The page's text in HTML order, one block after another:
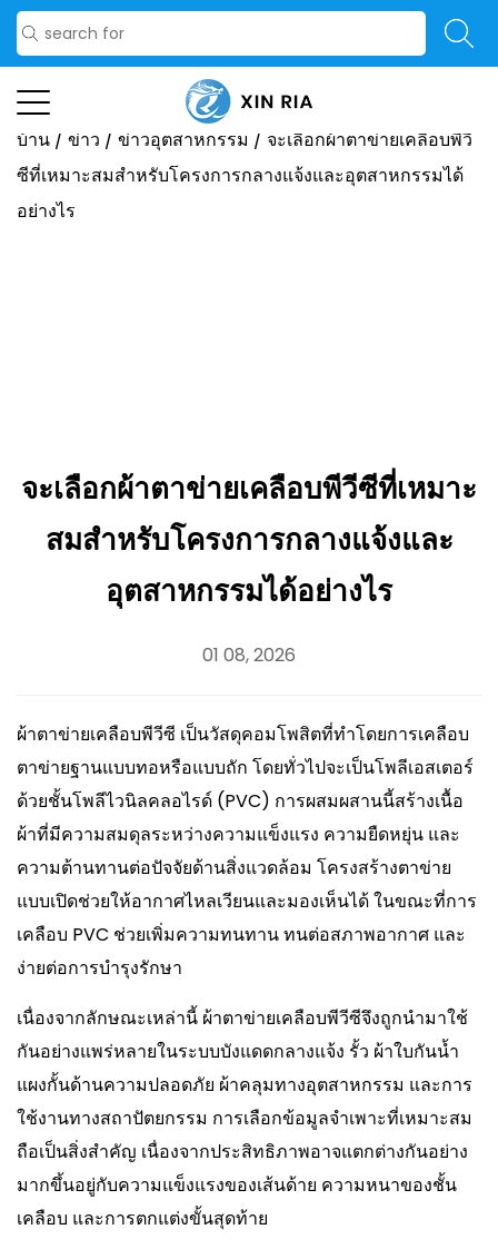
บ้าน / ข่าว / ข่าวอุตสาหกรรม / จะเลือกผ้าตาข่ายเคลือบพีวี
ซีที่เหมาะสมสำหรับโครงการกลางแจ้งและอุตสาหกรรมได้
อย่างไร
จะเลือกผ้าตาข่ายเคลือบพีวีซีที่เหมาะ
สมสำหรับโครงการกลางแจ้งและ
อุตสาหกรรมได้อย่างไร
01 08, 2026
ผ้าตาข่ายเคลือบพีวีซี เป็นวัสดุคอมโพสิตที่ทำโดยการเคลือบ
ตาข่ายฐานแบบทอหรือแบบถัก โดยทั่วไปจะเป็นโพลีเอสเตอร์
ด้วยชั้นโพลีไวนิลคลอไรด์ (PVC) การผสมผสานนี้สร้างเนื้อ
ผ้าที่มีความสมดุลระหว่างความแข็งแรง ความยืดหยุ่น และ
ความต้านทานต่อปัจจัยด้านสิ่งแวดล้อม โครงสร้างตาข่าย
แบบเปิดช่วยให้อากาศไหลเวียนและมองเห็นได้ ในขณะที่การ
เคลือบ PVC ช่วยเพิ่มความทนทาน ทนต่อสภาพอากาศ และ
ง่ายต่อการบำรุงรักษา
เนื่องจากลักษณะเหล่านี้ ผ้าตาข่ายเคลือบพีวีซีจึงถูกนำมาใช้
กันอย่างแพร่หลายในระบบบังแดดกลางแจ้ง รั้ว ผ้าใบกันน้ำ
แผงกั้นด้านความปลอดภัย ผ้าคลุมทางอุตสาหกรรม และการ
ใช้งานทางสถาปัตยกรรม การเลือกข้อมูลจำเพาะที่เหมาะสม
ถือเป็นสิ่งสำคัญ เนื่องจากประสิทธิภาพอาจแตกต่างกันอย่าง
มากขึ้นอยู่กับความแข็งแรงของเส้นด้าย ความหนาของชั้น
เคลือบ และการตกแต่งขั้นสุดท้าย